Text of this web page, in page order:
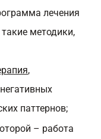
лечения
методики,
,
паттернов;
– работа